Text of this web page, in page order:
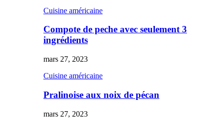
Cuisine américaine
Compote de peche avec seulement 3
ingrédients
mars 27, 2023
Cuisine américaine
Pralinoise aux noix de pécan
mars 27, 2023